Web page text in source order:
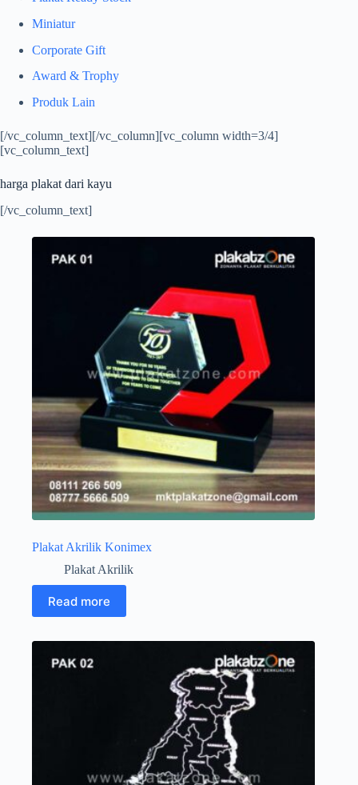
Miniatur
Corporate Gift
Award & Trophy
Produk Lain
[/vc_column_text][/vc_column][vc_column width=3/4]
[vc_column_text]
harga plakat dari kayu
[/vc_column_text]
Plakat Akrilik Konimex
Plakat Akrilik
Read more